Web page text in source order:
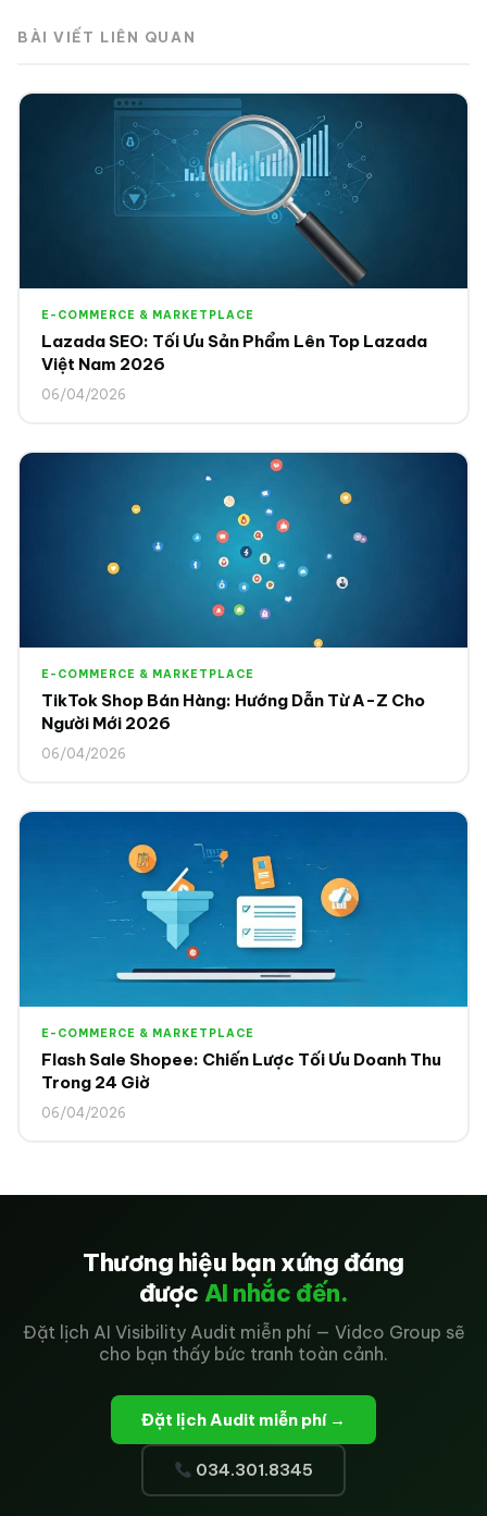
BÀI VIẾT LIÊN QUAN
E-COMMERCE & MARKETPLACE
Lazada SEO: Tối Ưu Sản Phẩm Lên Top Lazada
Việt Nam 2026
06/04/2026
E-COMMERCE & MARKETPLACE
TikTok Shop Bán Hàng: Hướng Dẫn Từ A-Z Cho
Người Mới 2026
06/04/2026
E-COMMERCE & MARKETPLACE
Flash Sale Shopee: Chiến Lược Tối Ưu Doanh Thu
Trong 24 Giờ
06/04/2026
Thương hiệu bạn xứng đáng
được AI nhắc đến.
Đặt lịch AI Visibility Audit miễn phí — Vidco Group sẽ
cho bạn thấy bức tranh toàn cảnh.
Đặt lịch Audit miễn phí →
034.301.8345